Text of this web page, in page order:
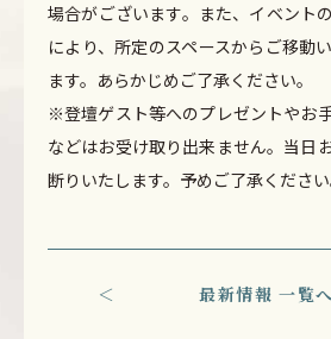
場合がございます。また、イベント
により、所定のスペースからご移動
ます。あらかじめご了承ください。
※登壇ゲスト等へのプレゼントやお
などはお受け取り出来ません。当日
断りいたします。予めご了承ください
＜ 最新情報 一覧へ